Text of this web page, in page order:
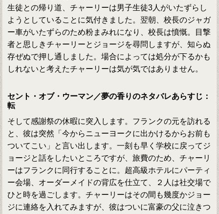
生徒との帰り道、チャーリーは男子生徒3人がいたずらし
ようとしていることに気付きました。翌朝、校長のジャガ
ー車がいたずらのため粉まみれになり、校長は憤慨。目撃
者と思しきチャーリーとジョージを尋問しますが、知らぬ
存ぜぬで押し通しました。場合によっては処分が下るかも
しれないと考えたチャーリーは気が気ではありません。
セント・オブ・ウーマン／夢の香りのネタバレあらすじ：
転
そして感謝祭の休暇に突入します。フランクの元を訪れる
と、彼は突然「今からニューヨークに出かけるからお前も
ついてこい」と言い出します。一刻も早く学校に戻ってジ
ョージと話をしたいところですが、旅費のため、チャーリ
ーはフランクに同行することに。超高級ホテルにパーティ
ー会場、オーダーメイドの背広を仕立て、２人は社交場で
ひと時を過ごします。チャーリーはその間も幾度かジョー
ジに連絡を入れてみますが、彼はついに富豪の父に泣きつ